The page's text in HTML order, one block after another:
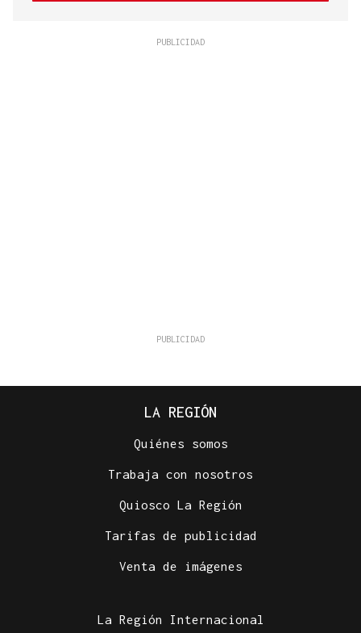
LA REGIÓN
Quiénes somos
Trabaja con nosotros
Quiosco La Región
Tarifas de publicidad
Venta de imágenes
La Región Internacional